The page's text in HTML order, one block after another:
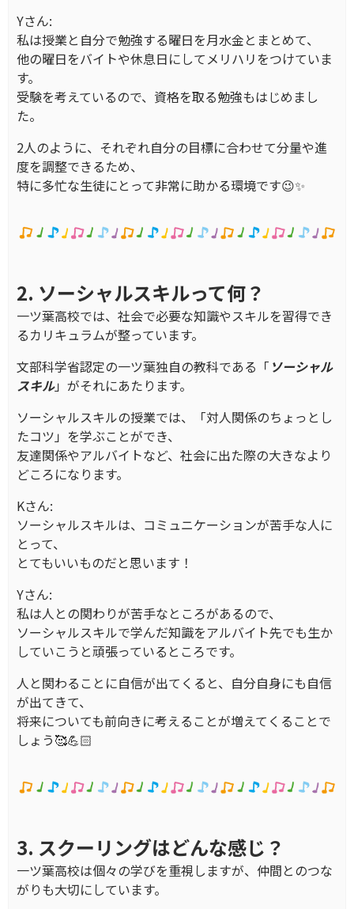
Yさん:
私は授業と自分で勉強する曜日を月水金とまとめて、
他の曜日をバイトや休息日にしてメリハリをつけていま
す。
受験を考えているので、資格を取る勉強もはじめまし
た。
2人のように、それぞれ自分の目標に合わせて分量や進
度を調整できるため、
特に多忙な生徒にとって非常に助かる環境です😉✨
2. ソーシャルスキルって何？
一ツ葉高校では、社会で必要な知識やスキルを習得でき
るカリキュラムが整っています。
文部科学省認定の一ツ葉独自の教科である「 ソーシャル
スキル」がそれにあたります。
ソーシャルスキルの授業では、「対人関係のちょっとし
たコツ」を学ぶことができ、
友達関係やアルバイトなど、社会に出た際の大きなより
どころになります。
Kさん:
ソーシャルスキルは、コミュニケーションが苦手な人に
とって、
とてもいいものだと思います！
Yさん:
私は人との関わりが苦手なところがあるので、
ソーシャルスキルで学んだ知識をアルバイト先でも生か
していこうと頑張っているところです。
人と関わることに自信が出てくると、自分自身にも自信
が出てきて、
将来についても前向きに考えることが増えてくることで
しょう🥰💪🏻
3. スクーリングはどんな感じ？
一ツ葉高校は個々の学びを重視しますが、仲間とのつな
がりも大切にしています。